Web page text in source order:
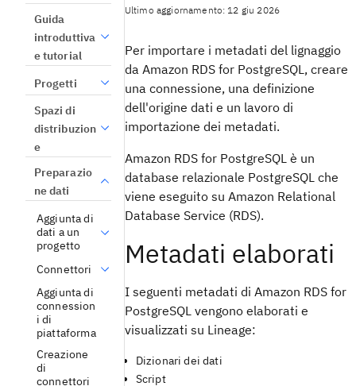
Guida
introduttiva
e tutorial
Progetti
Spazi di
distribuzion
e
Preparazio
ne dati
Aggiunta di
dati a un
progetto
Connettori
Aggiunta di
connession
i di
piattaforma
Creazione
di
connettori
Ultimo aggiornamento: 12 giu 2026
Per importare i metadati del lignaggio
da Amazon RDS for PostgreSQL, creare
una connessione, una definizione
dell'origine dati e un lavoro di
importazione dei metadati.
Amazon RDS for PostgreSQL è un
database relazionale PostgreSQL che
viene eseguito su Amazon Relational
Database Service (RDS).
Metadati elaborati
I seguenti metadati di Amazon RDS for
PostgreSQL vengono elaborati e
visualizzati su Lineage:
Dizionari dei dati
Script